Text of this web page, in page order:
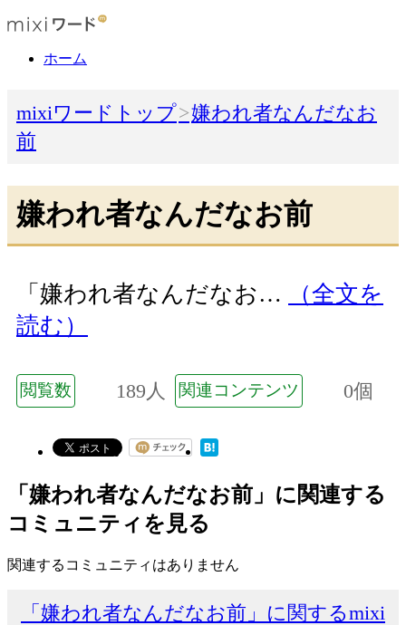
ホーム
mixiワードトップ
嫌われ者なんだなお
前
嫌われ者なんだなお前
「嫌われ者なんだなお…
（全文を
読む）
閲覧数 189人 関連コンテンツ 0個
「嫌われ者なんだなお前」に関連する
コミュニティを見る
関連するコミュニティはありません
「嫌われ者なんだなお前」に関するmixi